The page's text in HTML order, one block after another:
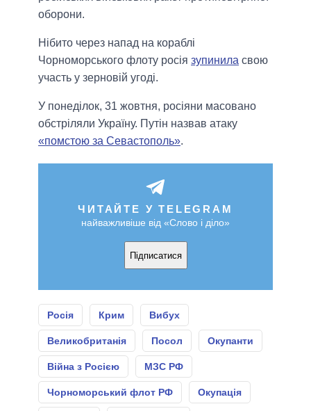
оборони.
Нібито через напад на кораблі
Чорноморського флоту росія зупинила свою
участь у зерновій угоді.
У понеділок, 31 жовтня, росіяни масовано
обстріляли Україну. Путін назвав атаку
«помстою за Севастополь».
ЧИТАЙТЕ У TELEGRAM
найважливіше від «Слово і діло»
Підписатися
Росія Крим Вибух
Великобританія Посол Окупанти
Війна з Росією МЗС РФ
Чорноморський флот РФ Окупація